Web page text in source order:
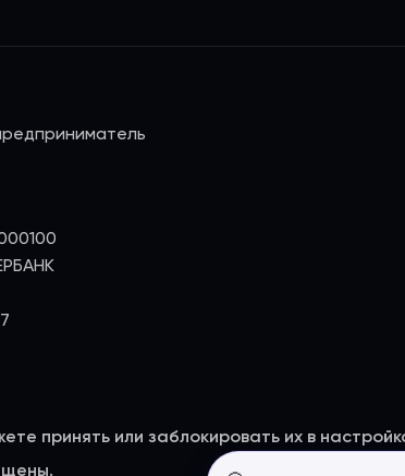
принять или заблокировать их в